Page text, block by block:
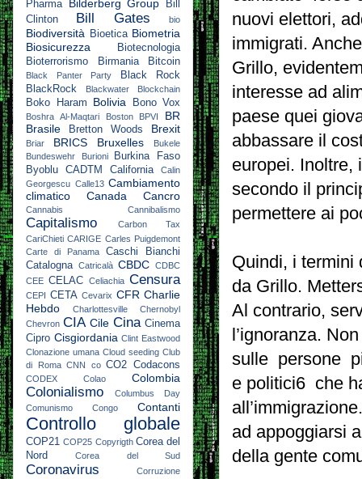
nuovi elettori,
immigrati.
Grillo,
interesse ad
paese quei
abbassare il
europei. Inoltre,
secondo il
permettere ai
Quindi, i termini
da Grillo.
Al contrario,
l’ignoranza.
sulle persone
e politici6 che
ad appoggiarsi
della gente
Pharma Bilderberg Group
Bill
Clinton
Bill Gates bio
Biodiversità Bioetica Biometria
Biosicurezza
Biotecnologia
Bioterrorismo
Birmania Bitcoin
Black Panter Party
Black Rock
BlackRock
Blackwater Blockchain
Boko Haram Bolivia Bono Vox
Boshra Al-Maqtari Boston BPVI
BR
Brasile
Bretton Woods Brexit
Briar BRICS Bruxelles
Bukele
Bundeswehr
Burioni
Burkina Faso
Byoblu
CADTM California
Calin
Georgescu Calle13 Cambiamento
climatico
Canada Cancro
Cannabis Cannibalismo
Capitalismo
Carbon Tax
CariChieti CARIGE Carles Puigdemont
Carte di Panama
Caschi Bianchi
Catalogna Catricalà CBDC CDBC
CEE CELAC Celiachia Censura
CEPI CETA Cevarix CFR Charlie
Hebdo
Charlottesville
Chernobyl
Chevron CIA Cile Cina Cinema
Cipro Cisgiordania Clint Eastwood
Clonazione umana Cloud seeding Club
di Roma CNN co CO2 Codacons
CODEX Colao Colombia
Colonialismo
Columbus Day
Comunismo
Congo Contanti
Controllo globale
COP21 COP25 Copyrigth Corea del
Nord
Corea del Sud
Coronavirus
Corruzione